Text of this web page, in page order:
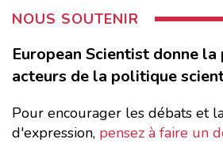
NOUS SOUTENIR
European Scientist donne
acteurs de la politique
Pour encourager les débats et
d'expression, pensez à faire un